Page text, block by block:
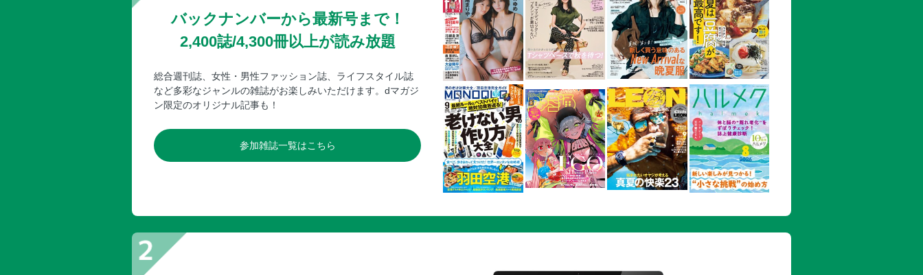
バックナンバーから最新号まで！
2,400誌/4,300冊以上が読み放題
総合週刊誌、女性・男性ファッション誌、ライフスタイル誌
など多彩なジャンルの雑誌がお楽しみいただけます。dマガジ
ン限定のオリジナル記事も！
参加雑誌一覧はこちら